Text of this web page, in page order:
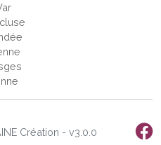
Création - v3.0.0